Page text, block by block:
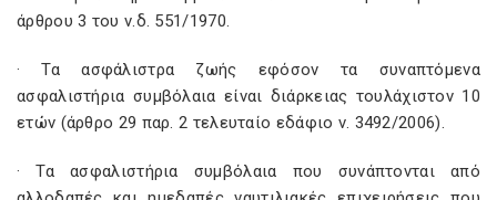
άρθρου 3 του ν.δ. 551/1970.
· Τα ασφάλιστρα ζωής εφόσον τα συναπτόμενα
ασφαλιστήρια συμβόλαια είναι διάρκειας τουλάχιστον 10
ετών (άρθρο 29 παρ. 2 τελευταίο εδάφιο ν. 3492/2006).
· Τα ασφαλιστήρια συμβόλαια που συνάπτονται από